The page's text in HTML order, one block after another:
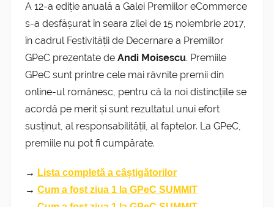
A 12-a ediție anuală a Galei Premiilor eCommerce
s-a desfășurat în seara zilei de 15 noiembrie 2017,
în cadrul Festivității de Decernare a Premiilor
GPeC prezentate de Andi Moisescu. Premiile
GPeC sunt printre cele mai râvnite premii din
online-ul românesc, pentru că la noi distincțiile se
acordă pe merit și sunt rezultatul unui efort
susținut, al responsabilității, al faptelor. La GPeC,
premiile nu pot fi cumpărate.
→ Lista completă a câștigătorilor
→ Cum a fost ziua 1 la GPeC SUMMIT